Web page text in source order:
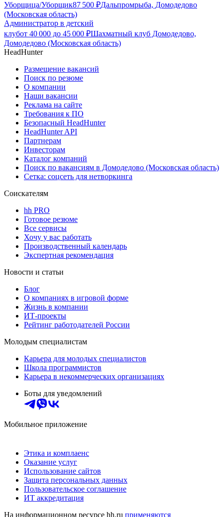
Уборщица/Уборщик87 500 ₽Дальпромрыба, Домодедово
(Московская область)
Администратор в детский
клубот 40 000 до 45 000 ₽Шахматный клуб Домодедово,
Домодедово (Московская область)
HeadHunter
Размещение вакансий
Поиск по резюме
О компании
Наши вакансии
Реклама на сайте
Требования к ПО
Безопасный HeadHunter
HeadHunter API
Партнерам
Инвесторам
Каталог компаний
Поиск по вакансиям в Домодедово (Московская область)
Сетка: соцсеть для нетворкинга
Соискателям
hh PRO
Готовое резюме
Все сервисы
Хочу у вас работать
Производственный календарь
Экспертная рекомендация
Новости и статьи
Блог
О компаниях в игровой форме
Жизнь в компании
ИТ-проекты
Рейтинг работодателей России
Молодым специалистам
Карьера для молодых специалистов
Школа программистов
Карьера в некоммерческих организациях
Боты для уведомлений
Мобильное приложение
Этика и комплаенс
Оказание услуг
Использование сайтов
Защита персональных данных
Пользовательское соглашение
ИТ аккредитация
На информационном ресурсе hh.ru применяются